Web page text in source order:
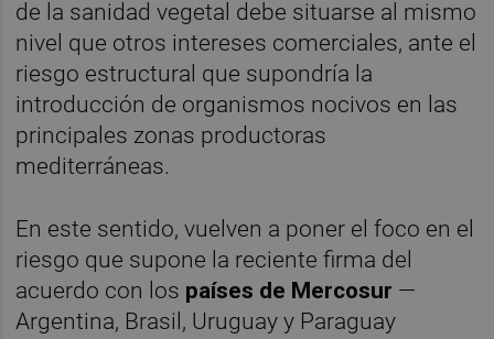
de la sanidad vegetal debe situarse al mismo
nivel que otros intereses comerciales, ante el
riesgo estructural que supondría la
introducción de organismos nocivos en las
principales zonas productoras
mediterráneas.
En este sentido, vuelven a poner el foco en el
riesgo que supone la reciente firma del
acuerdo con los países de Mercosur —
Argentina, Brasil, Uruguay y Paraguay